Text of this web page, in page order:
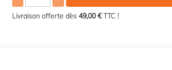
Livraison offerte dès 49,00 €TTC !